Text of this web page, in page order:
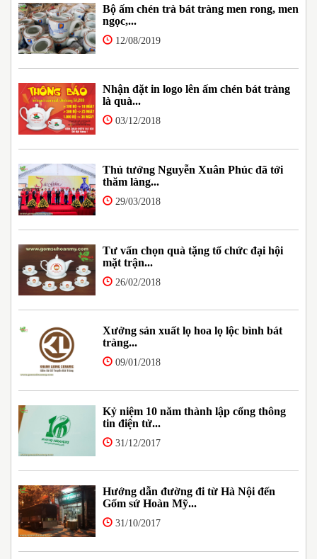
Bộ ấm chén trà bát tràng men rong, men
ngọc,...
12/08/2019
Nhận đặt in logo lên ấm chén bát tràng
là quà...
03/12/2018
Thủ tướng Nguyễn Xuân Phúc đã tới
thăm làng...
29/03/2018
Tư vấn chọn quà tặng tổ chức đại hội
mặt trận...
26/02/2018
Xưởng sản xuất lọ hoa lọ lộc bình bát
tràng...
09/01/2018
Kỷ niệm 10 năm thành lập cổng thông
tin điện tử...
31/12/2017
Hướng dẫn đường đi từ Hà Nội đến
Gốm sứ Hoàn Mỹ...
31/10/2017